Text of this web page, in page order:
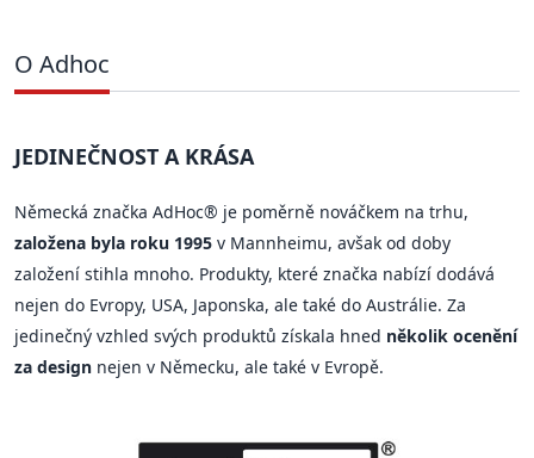
O Adhoc
JEDINEČNOST A KRÁSA
Německá značka AdHoc® je poměrně nováčkem na trhu,
založena byla roku 1995 v Mannheimu, avšak od doby
založení stihla mnoho. Produkty, které značka nabízí dodává
nejen do Evropy, USA, Japonska, ale také do Austrálie. Za
jedinečný vzhled svých produktů získala hned několik ocenění
za design nejen v Německu, ale také v Evropě.